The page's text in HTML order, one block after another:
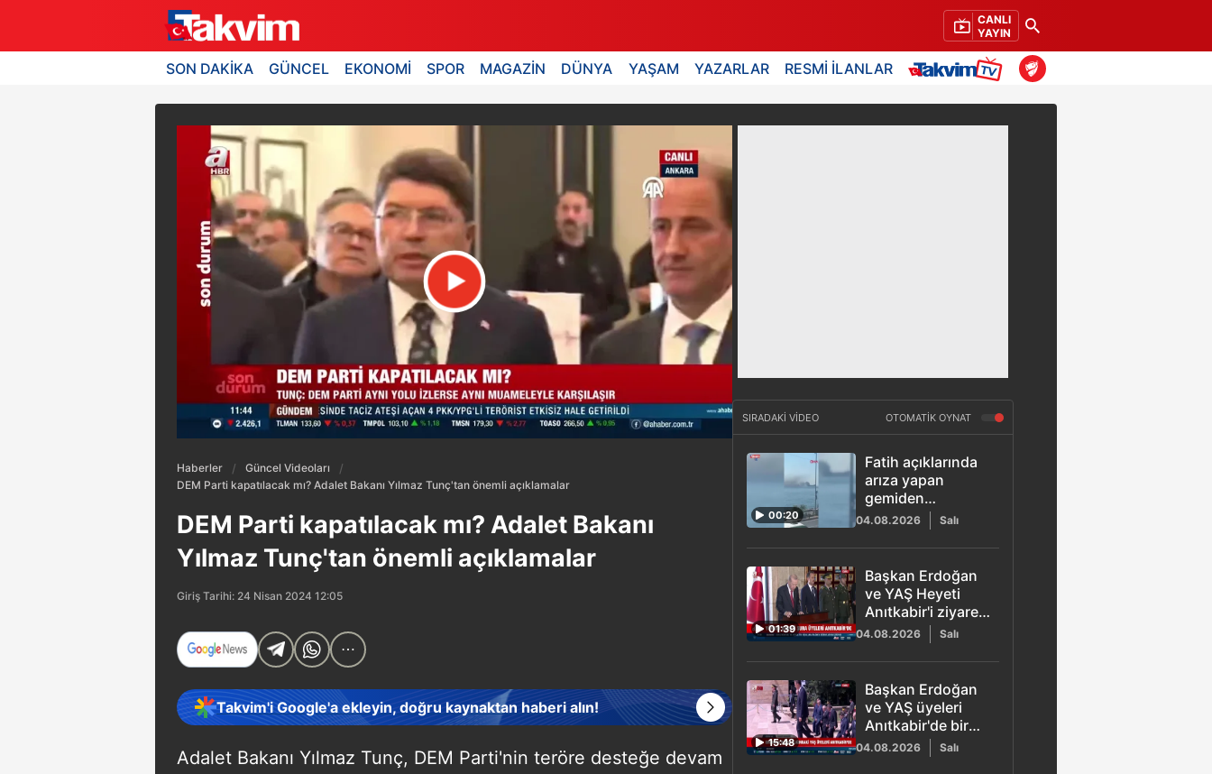
CANLI
YAYIN
SON DAKİKA GÜNCEL EKONOMİ SPOR MAGAZİN DÜNYA YAŞAM YAZARLAR RESMİ İLANLAR
Haberler
Güncel Videoları
DEM Parti kapatılacak mı? Adalet Bakanı Yılmaz Tunç'tan önemli açıklamalar
DEM Parti kapatılacak mı? Adalet Bakanı
Yılmaz Tunç'tan önemli açıklamalar
Giriş Tarihi: 24 Nisan 2024 12:05
Takvim'i Google'a ekleyin, doğru kaynaktan haberi alın!
Adalet Bakanı Yılmaz Tunç, DEM Parti'nin teröre desteğe devam
SIRADAKİ VİDEO OTOMATİK OYNAT
00:20
Fatih açıklarında
arıza yapan
gemiden
dumanlar
04.08.2026 Salı
01:39
Başkan Erdoğan
ve YAŞ Heyeti
Anıtkabir'i ziyaret
etti
04.08.2026 Salı
15:48
Başkan Erdoğan
ve YAŞ üyeleri
Anıtkabir'de bir
araya geldi
04.08.2026 Salı